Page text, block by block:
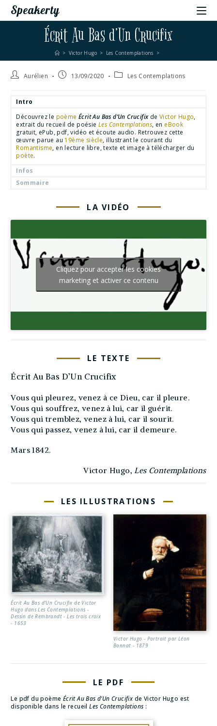
Speakerty
Écrit Au Bas d’Un Crucifix
> Victor Hugo > Les Contemplations >
Aurélien 13/09/2020 Les Contemplations
Intro
Découvrez le poème Écrit Au Bas d’Un CrucifixdeVictor Hugo,
extrait du recueil de poésieLes Contemplations, en eBook
gratuit, ePub, pdf, vidéo et écoute audio. Retrouvez cette
œuvre parue au 19ème siècle, illustrant le courant du
Romantisme, en lecture libre, texte et image à télécharger du
poète.
Infos
Sommaire
LA VIDÉO
Cliquez pour accepter les cookies
marketing et activer ce contenu
LE TEXTE
Écrit Au Bas D’Un Crucifix
Vous qui pleurez, venez à ce Dieu, car il pleure.
Vous qui souffrez, venez à lui, car il guérit.
Vous qui tremblez, venez à lui, car il sourit.
Vous qui passez, venez à lui, car il demeure.
Mars 1842.
Victor Hugo, Les Contemplations
LES ILLUSTRATIONS
Écrit Au Bas d'Un Crucifix de Victor
Hugo dans Les Contemplations -
Dessin de Rembrandt - Les trois croix
- 1653
Victor Hugo - Portrait par Léon
Bonnat - 1879
LE PDF
Le pdf du poème Écrit Au Bas d’Un Crucifix de Victor Hugo est
disponible dans le recueilLes Contemplations :